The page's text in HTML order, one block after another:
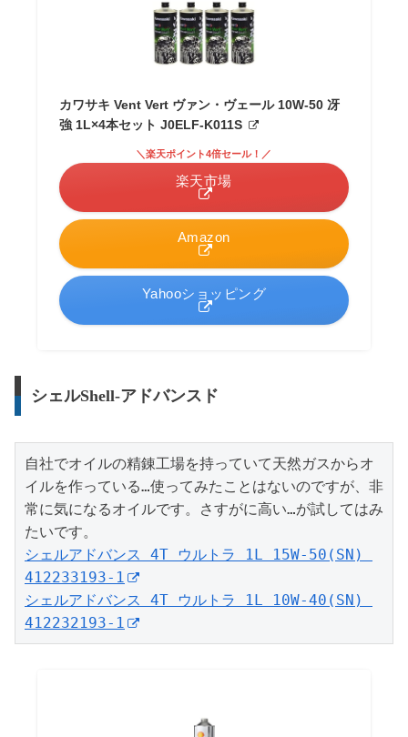
カワサキ Vent Vert ヴァン・ヴェール 10W-50 冴
強 1L×4本セット J0ELF-K011S
Amazon
＼楽天ポイント4倍セール！／
楽天市場
Yahooショッピング
シェルShell-アドバンスド
自社でオイルの精錬工場を持っていて天然ガスからオ
イルを作っている…使ってみたことはないのですが、非
常に気になるオイルです。さすがに高い…が試してはみ
シェルアドバンス 4T ウルトラ 1L 15W-50(SN)
412233193-1
シェルアドバンス 4T ウルトラ 1L 10W-40(SN)
412232193-1